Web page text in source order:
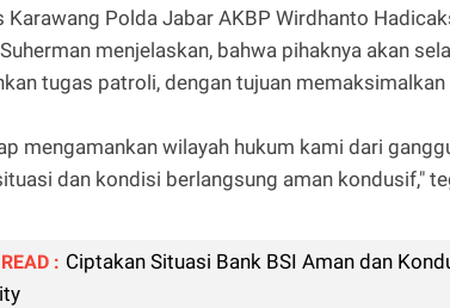
Karawang Polda Jabar AKBP Wirdhanto
menjelaskan, bahwa pihaknya akan
tugas patroli, dengan tujuan
mengamankan wilayah hukum kami dari
dan kondisi berlangsung aman kondusif,"
: Ciptakan Situasi Bank BSI Aman dan